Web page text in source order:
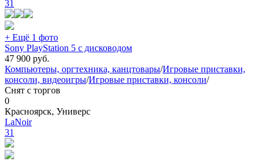
31
+ Ещё 1 фото
Sony PlayStation 5 с дисководом
47 900 руб.
Компьютеры, оргтехника, канцтовары/Игровые приставки,
консоли, видеоигры/Игровые приставки, консоли/
Снят с торгов
0
Красноярск, Универс
LaNoir
31